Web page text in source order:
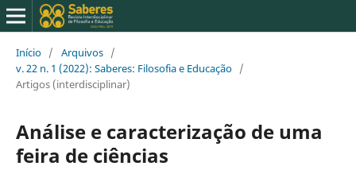
Início / Arquivos /
v. 22 n. 1 (2022): Saberes: Filosofia e Educação /
Artigos (interdisciplinar)
Análise e caracterização de uma
feira de ciências